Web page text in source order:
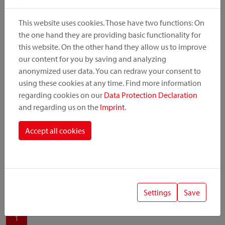
produit, le point de montage et le système de fixation.
Catégorie de produit
Position de montage
Système de fixation
1
This website uses cookies. Those have two functions: On
the one hand they are providing basic functionality for
this website. On the other hand they allow us to improve
our content for you by saving and analyzing
anonymized user data. You can redraw your consent to
using these cookies at any time. Find more information
regarding cookies on our Data Protection Declaration
and regarding us on the Imprint.
Accept all cookies
Settings Save